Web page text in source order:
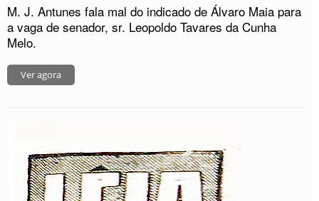
M. J. Antunes fala mal do indicado de Álvaro Maia para
a vaga de senador, sr. Leopoldo Tavares da Cunha
Melo.
Ver agora